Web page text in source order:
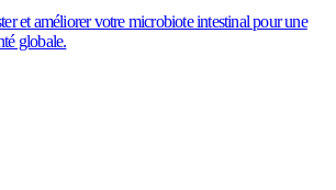
et améliorer votre microbiote intestinal pour une
globale.